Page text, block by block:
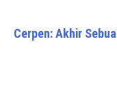
Cerpen: Akhir